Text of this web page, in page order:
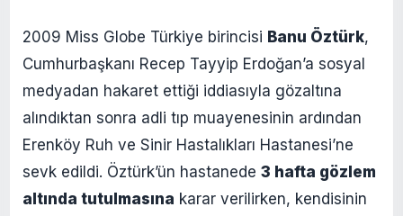
2009 Miss Globe Türkiye birincisi Banu Öztürk,
Cumhurbaşkanı Recep Tayyip Erdoğan’a sosyal
medyadan hakaret ettiği iddiasıyla gözaltına
alındıktan sonra adli tıp muayenesinin ardından
Erenköy Ruh ve Sinir Hastalıkları Hastanesi’ne
sevk edildi. Öztürk’ün hastanede 3 hafta gözlem
altında tutulmasına karar verilirken, kendisinin